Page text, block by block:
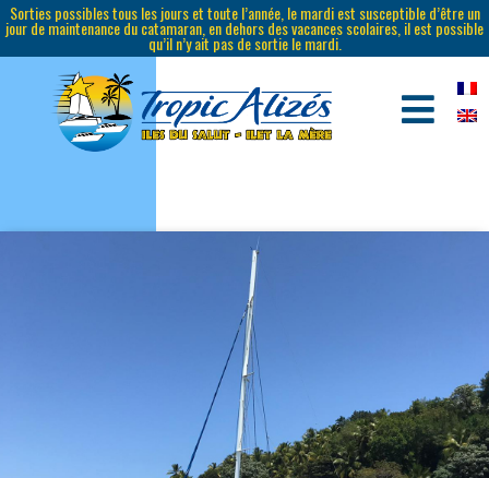
Sorties possibles tous les jours et toute l’année, le mardi est susceptible d’être un
jour de maintenance du catamaran, en dehors des vacances scolaires, il est possible
qu’il n’y ait pas de sortie le mardi.